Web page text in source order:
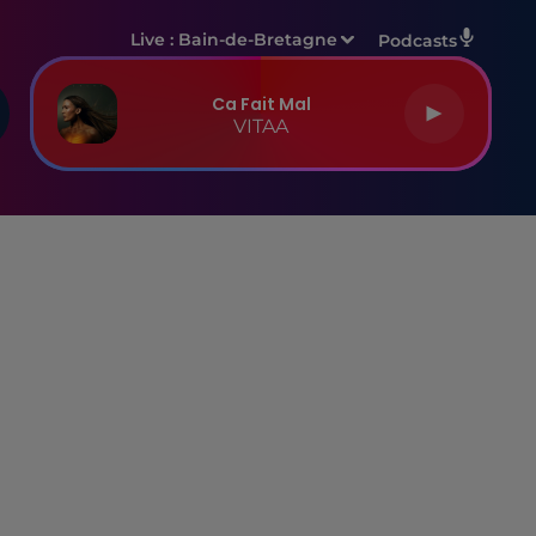
Live : Bain-de-Bretagne Podcasts
Ca Fait Mal
VITAA